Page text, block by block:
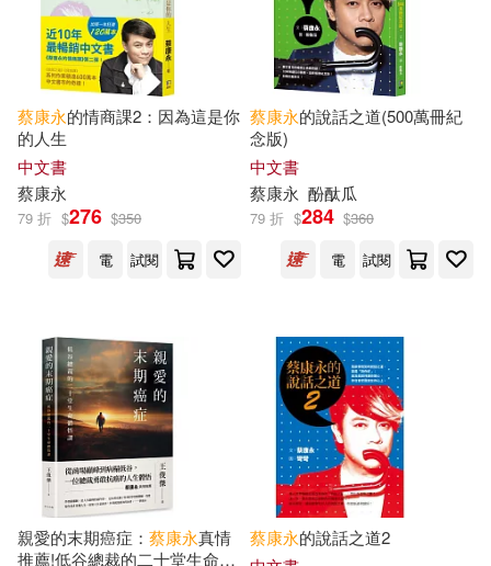
配送方式 (可複選)
可超商取貨(35)
可海外宅配(35)
可港澳店取(33)
可菲律賓店取(33)
上市日期 (可複選)
一個月內上市新品(1)
蔡康永的情商課2：因為這是你
的人生
中文書
蔡康永
79 折 $276 $350
電
試閱
蔡康永的說話之道(500萬冊紀
念版)
中文書
蔡康永 酚酞瓜
79 折 $284 $360
電
試閱
親愛的末期癌症： 蔡康永真情
推薦!低谷總裁的二十堂生命體
蔡康永的說話之道2